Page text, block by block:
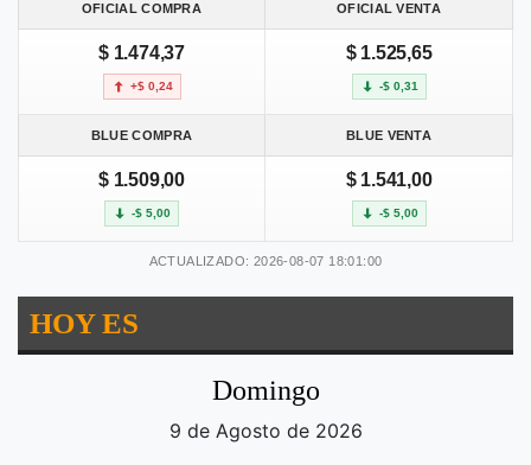
OFICIAL COMPRA OFICIAL VENTA
$ 1.474,37
+$ 0,24
$ 1.525,65
-$ 0,31
BLUE COMPRA BLUE VENTA
$ 1.509,00
-$ 5,00
$ 1.541,00
-$ 5,00
ACTUALIZADO: 2026-08-07 18:01:00
HOY ES
Domingo
9 de Agosto de 2026